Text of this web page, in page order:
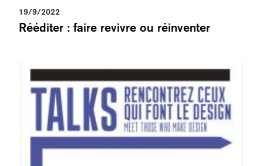
19/9/2022
Rééditer : faire revivre ou réinventer